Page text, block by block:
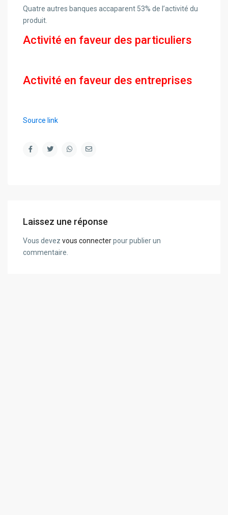
Quatre autres banques accaparent 53% de l’activité du
produit.
Activité en faveur des particuliers
Activité en faveur des entreprises
Source link
Laissez une réponse
Vous devezvous connecterpour publier un
commentaire.